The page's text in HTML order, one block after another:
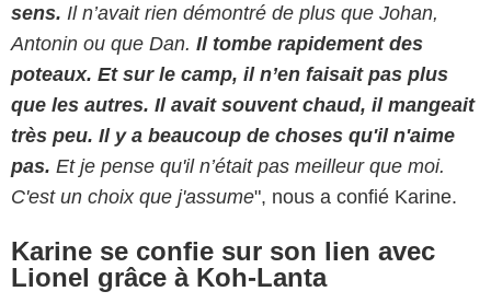
sens. Il n’avait rien démontré de plus que Johan,
Antonin ou que Dan. Il tombe rapidement des
poteaux. Et sur le camp, il n’en faisait pas plus
que les autres. Il avait souvent chaud, il mangeait
très peu. Il y a beaucoup de choses qu'il n'aime
pas. Et je pense qu'il n’était pas meilleur que moi.
C'est un choix que j'assume", nous a confié Karine.
Karine se confie sur son lien avec
Lionel grâce à Koh-Lanta